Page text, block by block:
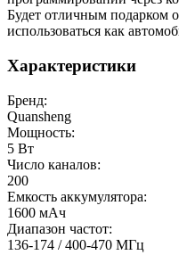
Будет отличным подарком
использоваться как
Характеристики
Бренд:
Quansheng
Мощность:
5 Вт
Число каналов:
200
Емкость аккумулятора:
1600 мАч
Диапазон частот:
136-174 / 400-470 МГц